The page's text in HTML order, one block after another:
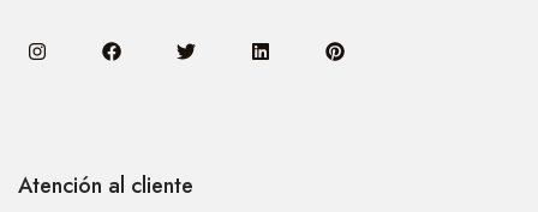
Atención al cliente